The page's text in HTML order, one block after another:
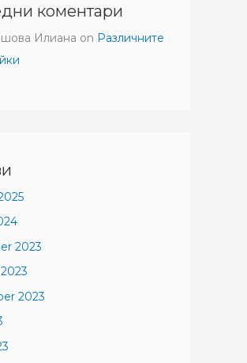
коментари
Илиана on Различните
2023
2023